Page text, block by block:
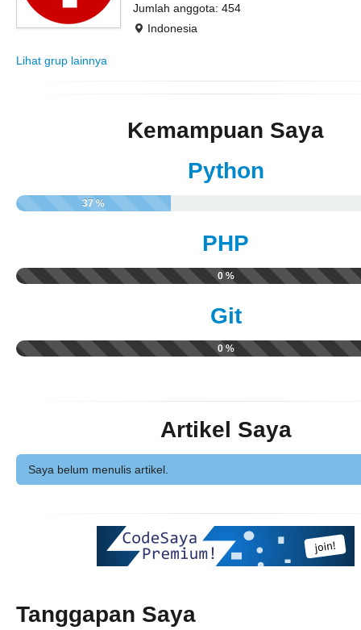
Jumlah anggota: 454
Indonesia
Lihat grup lainnya
Kemampuan Saya
Python
37 %
PHP
0 %
Git
0 %
Artikel Saya
Saya belum menulis artikel.
Tanggapan Saya